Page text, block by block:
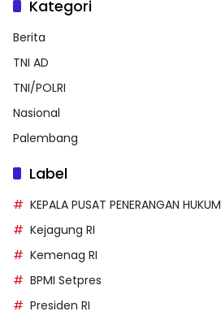
Kategori
Berita
TNI AD
TNI/POLRI
Nasional
Palembang
Label
KEPALA PUSAT PENERANGAN HUKUM
Kejagung RI
Kemenag RI
BPMI Setpres
Presiden RI